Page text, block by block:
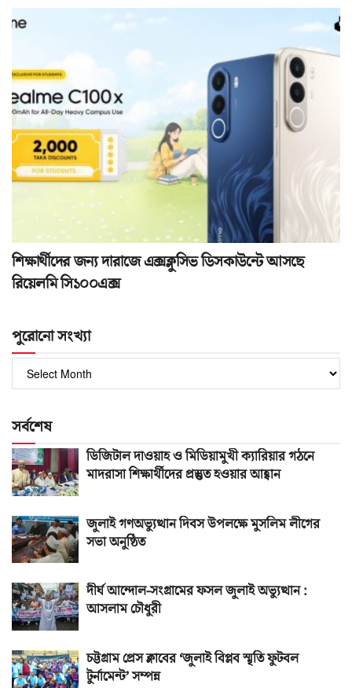
শিক্ষার্থীদের জন্য দারাজে এক্সক্লুসিভ ডিসকাউন্টে আসছে
রিয়েলমি সি১০০এক্স
পুরোনো সংখ্যা
সংখ্যা
সর্বশেষ
ডিজিটাল দাওয়াহ ও মিডিয়ামুখী ক্যারিয়ার গঠনে
মাদরাসা শিক্ষার্থীদের প্রস্তুত হওয়ার আহ্বান
জুলাই গণঅভ্যুত্থান দিবস উপলক্ষে মুসলিম লীগের
সভা অনুষ্ঠিত
দীর্ঘ আন্দোল-সংগ্রামের ফসল জুলাই অভ্যুত্থান :
আসলাম চৌধুরী
চট্টগ্রাম প্রেস ক্লাবের ‘জুলাই বিপ্লব স্মৃতি ফুটবল
টুর্নামেন্ট’ সম্পন্ন